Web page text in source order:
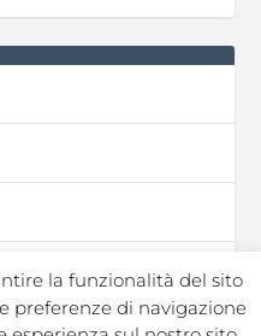
la funzionalità del sito
preferenze di navigazione